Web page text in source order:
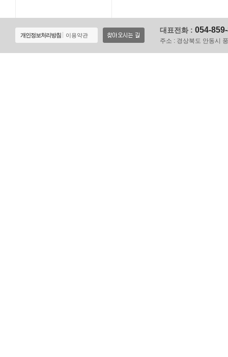
개인정보처리방침 이용약관
대표전화 : 054-
주소 : 경상북도 안동시